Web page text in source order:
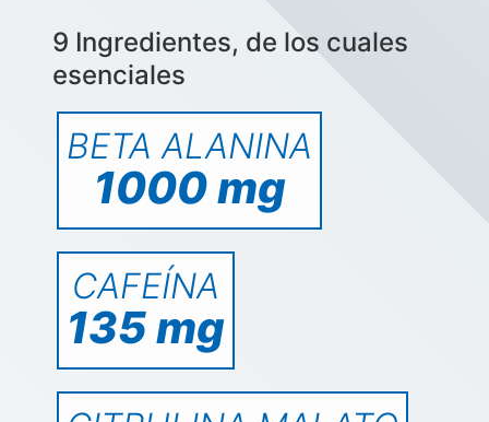
9 Ingredientes, de los cuales
esenciales
BETA ALANINA
1000 mg
CAFEÍNA
135 mg